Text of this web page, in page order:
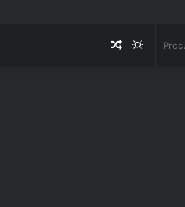
Switch
Artigo